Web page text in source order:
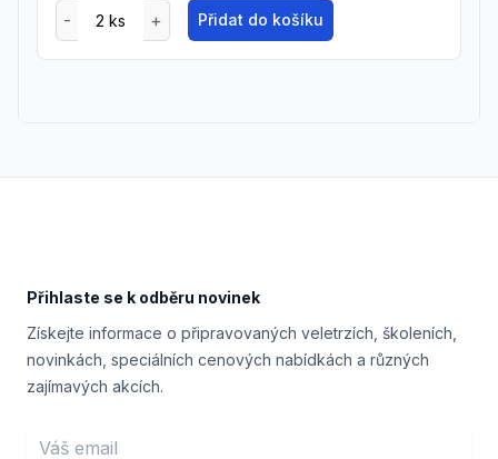
Přidat do košíku
Přihlaste se k odběru novinek
Získejte informace o připravovaných veletrzích, školeních,
novinkách, speciálních cenových nabídkách a různých
zajímavých akcích.
Email address